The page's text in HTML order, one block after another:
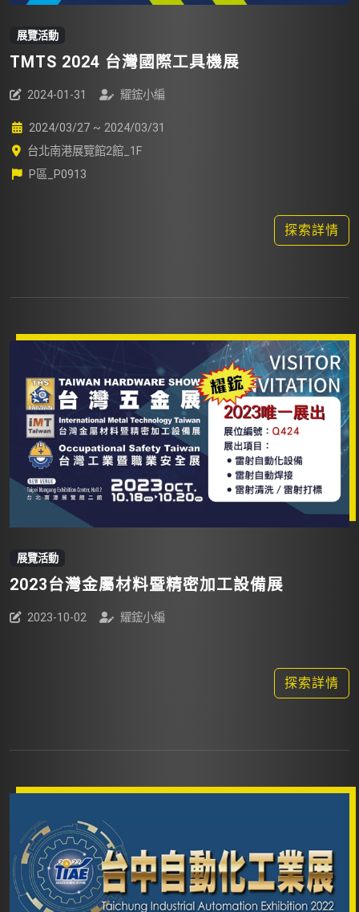
展覽活動
TMTS 2024 台灣國際工具機展
2024-01-31 耀鋐小編
2024/03/27 ~ 2024/03/31
台北南港展覽館2館_1F
P區_P0913
探索詳情
展覽活動
2023台灣金屬材料暨精密加工設備展
2023-10-02 耀鋐小編
探索詳情